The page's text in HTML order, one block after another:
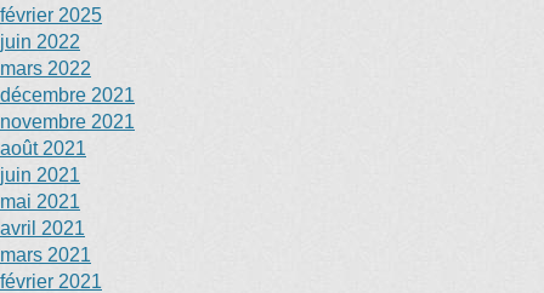
février 2025
juin 2022
mars 2022
décembre 2021
novembre 2021
août 2021
juin 2021
mai 2021
avril 2021
mars 2021
février 2021